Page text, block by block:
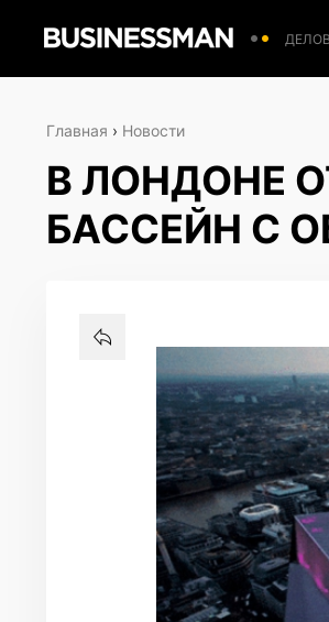
Главная › Новости
В ЛОНДОНЕ
БАССЕЙН С